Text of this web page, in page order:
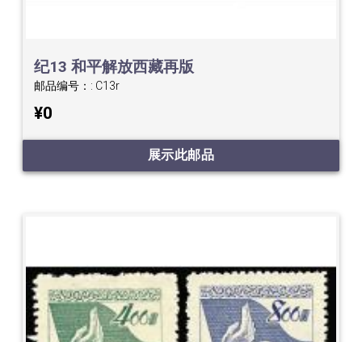
纪13 和平解放西藏再版
邮品编号：: C13r
¥0
展示此邮品